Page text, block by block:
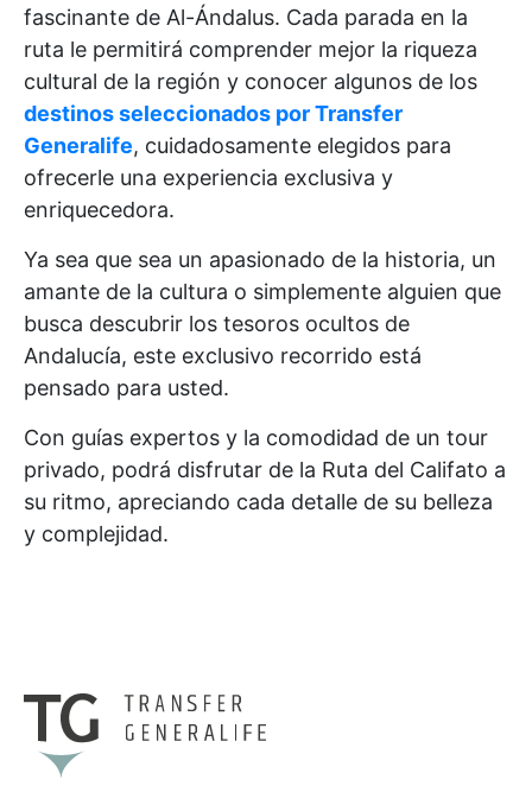
fascinante de Al-Ándalus. Cada parada en la
ruta le permitirá comprender mejor la riqueza
cultural de la región y conocer algunos de los
destinos seleccionados por Transfer
Generalife, cuidadosamente elegidos para
ofrecerle una experiencia exclusiva y
enriquecedora.
Ya sea que sea un apasionado de la historia, un
amante de la cultura o simplemente alguien que
busca descubrir los tesoros ocultos de
Andalucía, este exclusivo recorrido está
pensado para usted.
Con guías expertos y la comodidad de un tour
privado, podrá disfrutar de la Ruta del Califato a
su ritmo, apreciando cada detalle de su belleza
y complejidad.